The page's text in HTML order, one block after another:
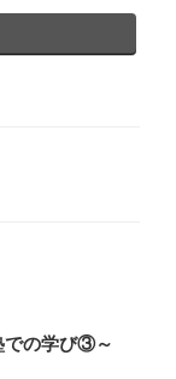
での学び③～